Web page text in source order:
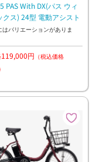
PAS With DX(パス ウィ
クス) 24型 電動アシスト
はバリエーションがありま
円 （税込価格